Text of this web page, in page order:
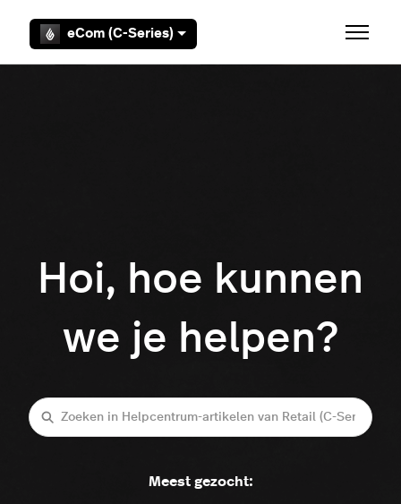
eCom (C-Series)
Hoi, hoe kunnen
we je helpen?
Zoeken
Meest gezocht: